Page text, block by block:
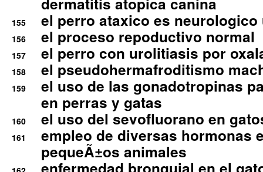
155 el perro ataxico es
156 el proceso repoductivo normal
157 el perro con urolitiasis por
158 el pseudohermafroditismo
159
el uso de las gonadotropinas
en perras y gatas
160 el uso del sevofluorano en
161
empleo de diversas hormonas
pequeÃ±os animales
enfermedad bronquial en el